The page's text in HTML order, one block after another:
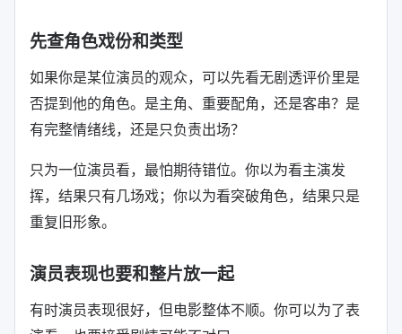
先查角色戏份和类型
如果你是某位演员的观众，可以先看无剧透评价里是
否提到他的角色。是主角、重要配角，还是客串？是
有完整情绪线，还是只负责出场？
只为一位演员看，最怕期待错位。你以为看主演发
挥，结果只有几场戏；你以为看突破角色，结果只是
重复旧形象。
演员表现也要和整片放一起
有时演员表现很好，但电影整体不顺。你可以为了表